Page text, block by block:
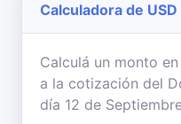
Calculadora de
Calculá un monto
a la cotización del
día 12 de